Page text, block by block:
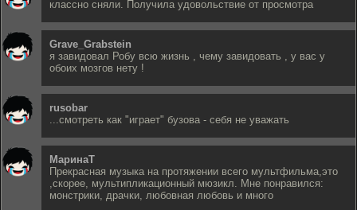
классно сняли. Получила удовольствие от просмотра
Grave_Grabstein
я завидовал Робу всю жизнь , чему завидовать , у вас у
обоих мозгов нету !
rusobar
...смотреть как "играет" бузова - себя не уважать
МаринаТ
Прекрасная музыка на протяжении всего мультфильма,это
,скорее, мультипликационный мюзикл. Мне понравился:
монстрики, драчки, любовная любовь и много